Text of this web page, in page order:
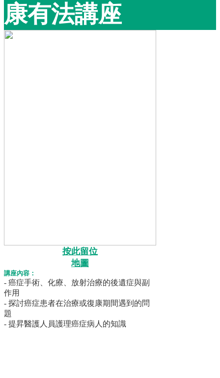
康有法講座
按此留位
地圖
講座內容：
- 癌症手術、化療、放射治療­的後遺症與副
作用
- 探討癌症患者在治療或復康期間遇到的問
題
- 提昇醫護人員護理癌症病人的知識